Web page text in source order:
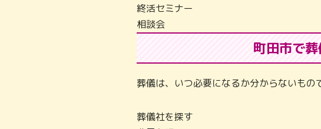
終活セミナー
相談会
町田市で
葬儀は、いつ必要になるか分からないもの
葬儀社を探す